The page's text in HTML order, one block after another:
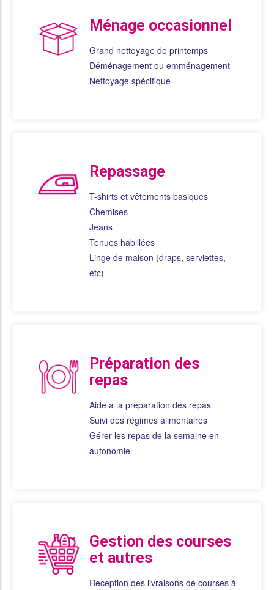
Ménage occasionnel
Grand nettoyage de printemps
Déménagement ou emménagement
Nettoyage spécifique
Repassage
T-shirts et vêtements basiques
Chemises
Jeans
Tenues habillées
Linge de maison (draps, serviettes,
etc)
Préparation des
repas
Aide a la préparation des repas
Suivi des régimes alimentaires
Gérer les repas de la semaine en
autonomie
Gestion des courses
et autres
Reception des livraisons de courses à